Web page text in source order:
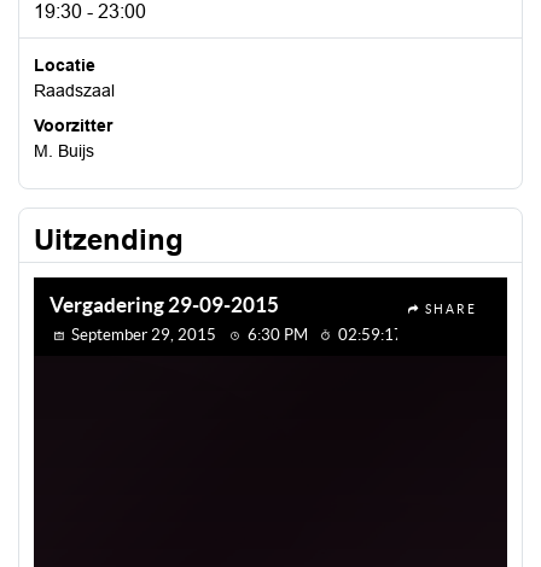
19:30 - 23:00
Locatie
Raadszaal
Voorzitter
M. Buijs
Uitzending